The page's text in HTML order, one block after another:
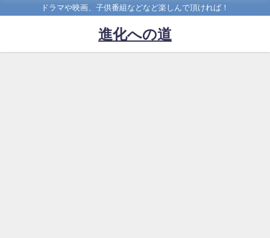
ドラマや映画、子供番組などなど楽しんで頂ければ！
進化への道